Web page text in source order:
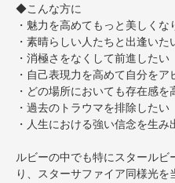
◆こんな方に
・魅力を高めてもっと美しくな
・素晴らしい人たちと出逢いた
・消極さをなくして前進したい
・自己表現力を高めて自分をア
・どの場所においても存在感を
・過去のトラウマを排除したい
・人生における強い信念を生み
ルビーの中でも特にスタール
り、スターサファイア同様光